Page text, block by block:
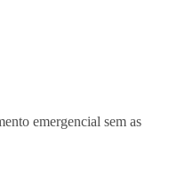
emergencial sem as